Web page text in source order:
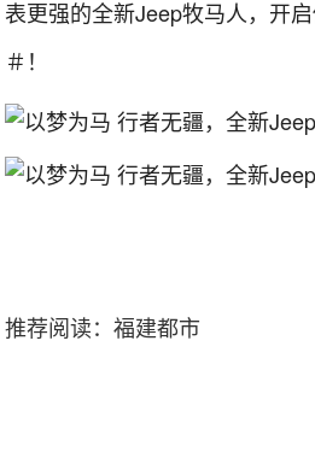
表更强的全新Jeep牧马人，开
＃！
推荐阅读：福建都市